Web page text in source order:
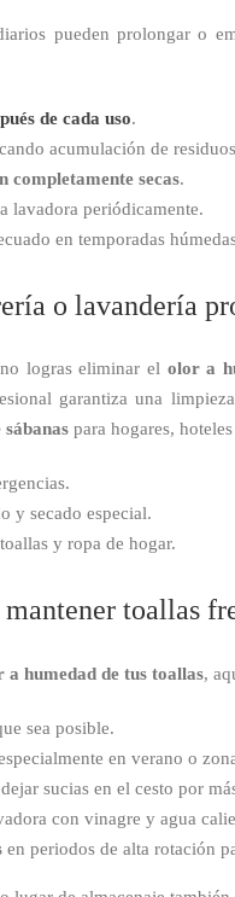
pueden prolongar o
de cada uso.
acumulación de
completamente secas.
lavadora periódicamente.
en temporadas
o lavandería
logras eliminar el olor a
garantiza una
para hogares,
y secado especial.
y ropa de hogar.
toallas
humedad de tus toallas,
sea posible.
en verano o
sucias en el cesto por
con vinagre y agua
en periodos de alta rotación